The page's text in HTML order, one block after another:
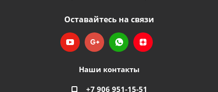
Оставайтесь на связи
Наши контакты
+7 906 951-15-51